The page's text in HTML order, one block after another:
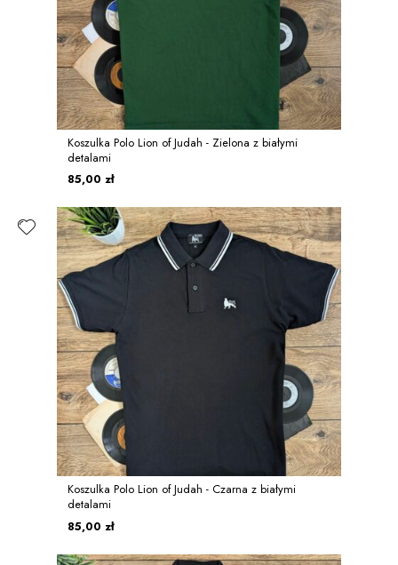
Koszulka Polo Lion of Judah - Zielona z białymi
detalami
85,00 zł
Koszulka Polo Lion of Judah - Czarna z białymi
detalami
85,00 zł